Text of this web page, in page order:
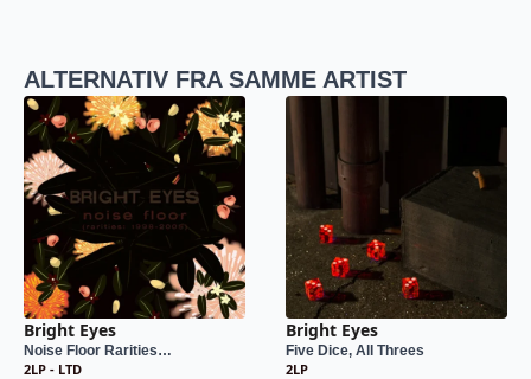
ALTERNATIV FRA SAMME ARTIST
Bright Eyes
Noise Floor Rarities…
2LP - LTD
Bright Eyes
Five Dice, All Threes
2LP